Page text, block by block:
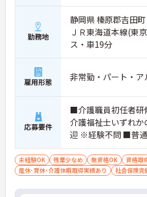
勤務地
静岡県 榛原郡吉田
ＪＲ東海道本線(東
ス・車19分
雇用形態 非常勤・パート・ア
応募要件
■介護職員初任者研
介護福祉士いずれ
迎 ※経験不問 ■普
定可）※運転が可能
未経験OK 残業少なめ 無資格OK 資格取
産休･育休･介護休暇取得実績あり
社会保険完